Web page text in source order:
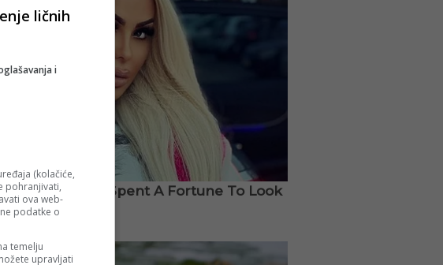
ličnih
i
(kolačiće,
pohranjivati,
ova web-
podatke o
temelju
upravljati